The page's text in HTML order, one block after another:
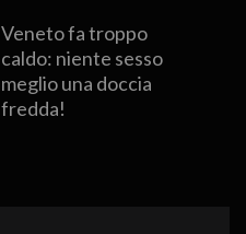
Veneto fa troppo
caldo: niente sesso
meglio una doccia
fredda!